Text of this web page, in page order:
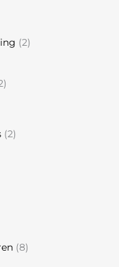
(2)
(2)
(8)